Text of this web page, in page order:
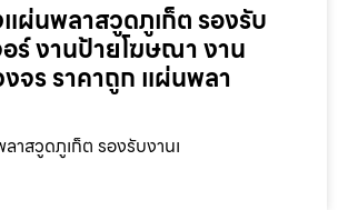
ผ่นพลาสวูดภูเก็ต รองรับ
อร์ งานป้ายโฆษณา งาน
จร ราคาถูก แผ่นพลา
าสวูดภูเก็ต รองรับงานเ